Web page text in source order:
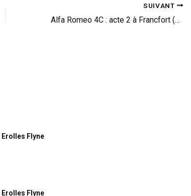
SUIVANT
Alfa Romeo 4C : acte 2 à Francfort (vid)
Erolles Flyne
Erolles Flyne